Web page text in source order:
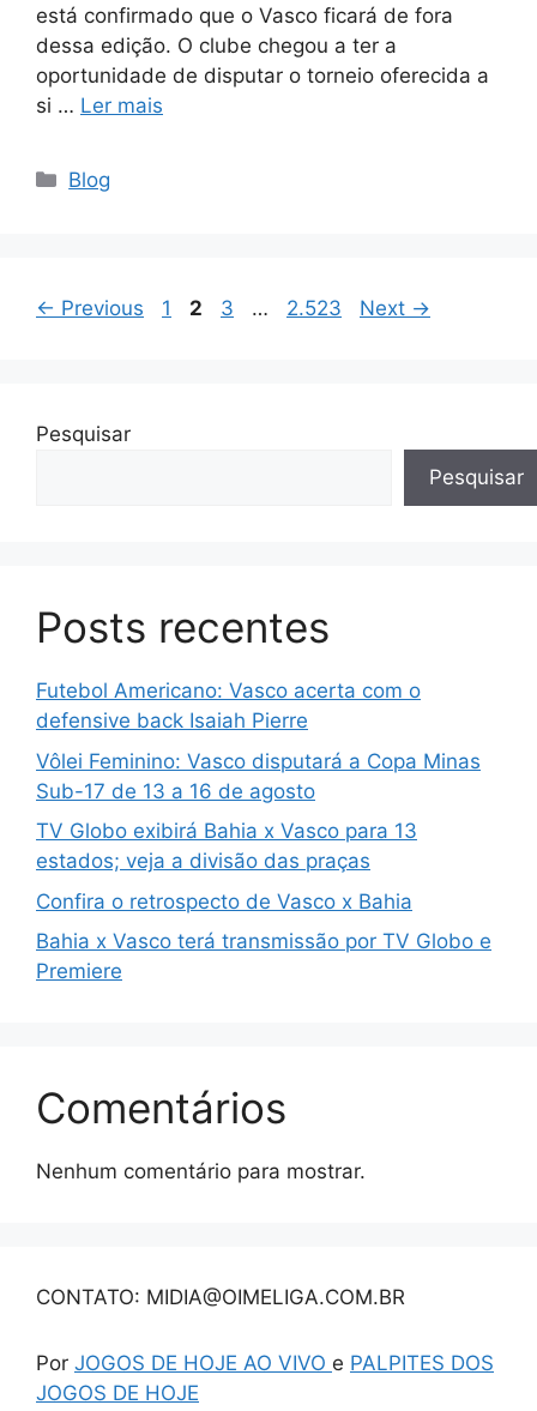
está confirmado que o Vasco ficará de fora
dessa edição. O clube chegou a ter a
oportunidade de disputar o torneio oferecida a
si … Ler mais
Categorias
Blog
← Previous Page
1 Page
2 Page
3 … Page
2.523 Next →
Pesquisar
Pesquisar
Posts recentes
Futebol Americano: Vasco acerta com o
defensive back Isaiah Pierre
Vôlei Feminino: Vasco disputará a Copa Minas
Sub-17 de 13 a 16 de agosto
TV Globo exibirá Bahia x Vasco para 13
estados; veja a divisão das praças
Confira o retrospecto de Vasco x Bahia
Bahia x Vasco terá transmissão por TV Globo e
Premiere
Comentários
Nenhum comentário para mostrar.
CONTATO: MIDIA@OIMELIGA.COM.BR
Por JOGOS DE HOJE AO VIVO e PALPITES DOS
JOGOS DE HOJE